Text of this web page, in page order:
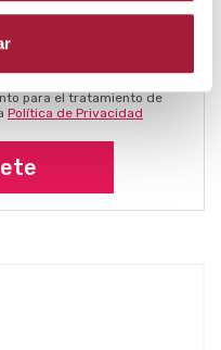
para el tratamiento de
Política de Privacidad